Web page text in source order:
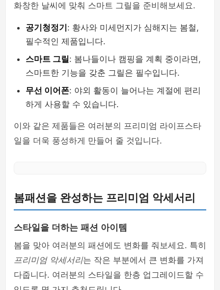
화창한 날씨에 맞춰 스마트 그릴을 준비해보세요.
공기청정기 : 황사와 미세먼지가 심해지는 봄철,
필수적인 제품입니다.
스마트 그릴: 봄나들이나 캠핑을 계획 중이라면,
스마트한 기능을 갖춘 그릴은 필수입니다.
무선 이어폰: 야외 활동이 늘어나는 계절에 편리
하게 사용할 수 있습니다.
이와 같은 제품들은 여러분의 프리미엄 라이프스타
일을 더욱 풍성하게 만들어 줄 것입니다.
봄패션을 완성하는 프리미엄 악세서리
스타일을 더하는 패션 아이템
봄을 맞아 여러분의 패션에도 변화를 줘보세요. 특히
프리미엄 악세서리는 작은 부분에서 큰 변화를 가져
다줍니다. 여러분의 스타일을 한층 업그레이드할 수